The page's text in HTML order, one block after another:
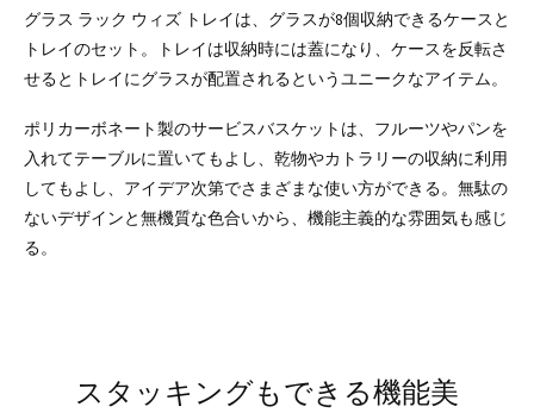
グラス ラック ウィズ トレイは、グラスが8個収納できるケースと
トレイのセット。トレイは収納時には蓋になり、ケースを反転さ
せるとトレイにグラスが配置されるというユニークなアイテム。
ポリカーボネート製のサービスバスケットは、フルーツやパンを
入れてテーブルに置いてもよし、乾物やカトラリーの収納に利用
してもよし、アイデア次第でさまざまな使い方ができる。無駄の
ないデザインと無機質な色合いから、機能主義的な雰囲気も感じ
る。
スタッキングもできる機能美